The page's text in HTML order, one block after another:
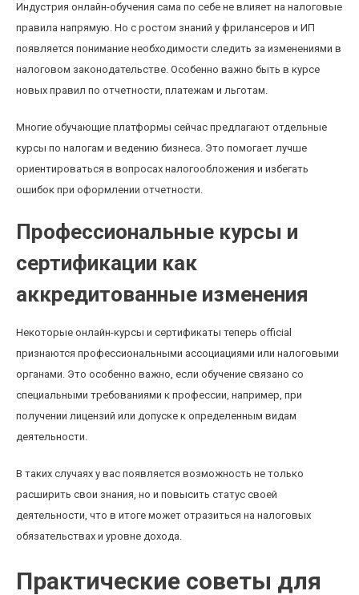
Индустрия онлайн-обучения сама по себе не влияет на налоговые
правила напрямую. Но с ростом знаний у фрилансеров и ИП
появляется понимание необходимости следить за изменениями в
налоговом законодательстве. Особенно важно быть в курсе
новых правил по отчетности, платежам и льготам.
Многие обучающие платформы сейчас предлагают отдельные
курсы по налогам и ведению бизнеса. Это помогает лучше
ориентироваться в вопросах налогообложения и избегать
ошибок при оформлении отчетности.
Профессиональные курсы и
сертификации как
аккредитованные изменения
Некоторые онлайн-курсы и сертификаты теперь official
признаются профессиональными ассоциациями или налоговыми
органами. Это особенно важно, если обучение связано со
специальными требованиями к профессии, например, при
получении лицензий или допуске к определенным видам
деятельности.
В таких случаях у вас появляется возможность не только
расширить свои знания, но и повысить статус своей
деятельности, что в итоге может отразиться на налоговых
обязательствах и уровне дохода.
Практические советы для